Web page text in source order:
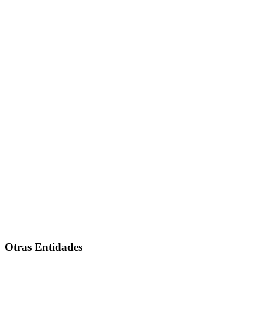
Otras Entidades